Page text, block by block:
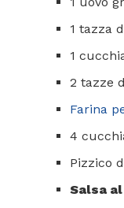
1 tazza
1
2 tazze
Farina
4
Pizzico
Salsa